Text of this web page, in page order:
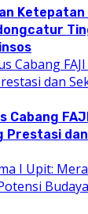
Ketepatan
Cabang
Prestasi